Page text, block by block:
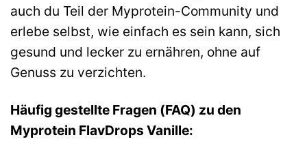
auch du Teil der Myprotein-Community und
erlebe selbst, wie einfach es sein kann, sich
gesund und lecker zu ernähren, ohne auf
Genuss zu verzichten.
Häufig gestellte Fragen (FAQ) zu den
Myprotein FlavDrops Vanille: